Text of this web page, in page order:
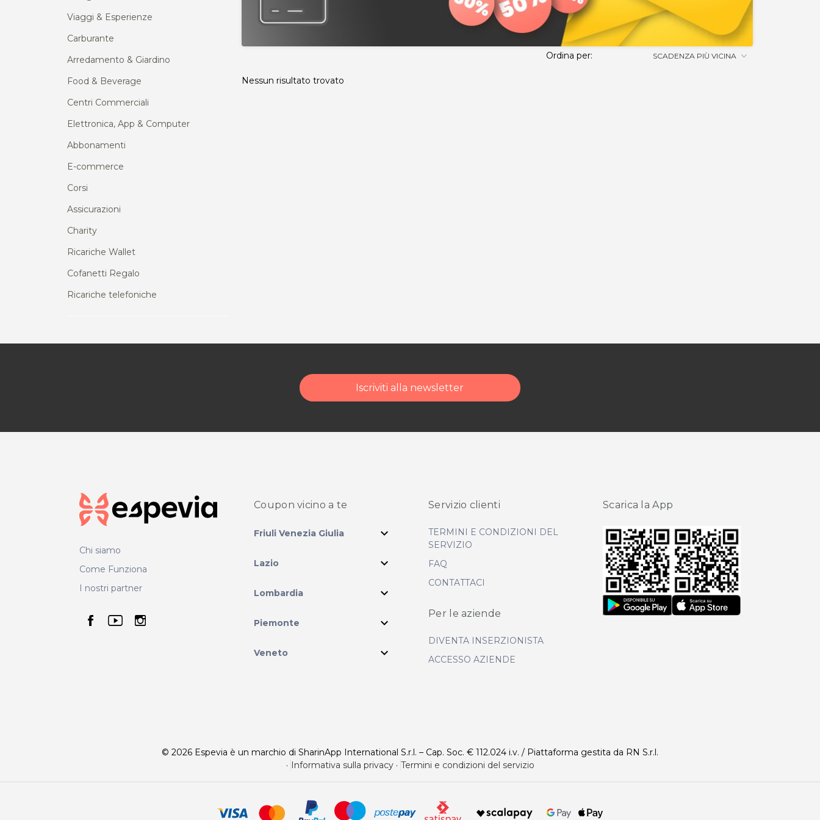
Viaggi & Esperienze
Carburante
Arredamento & Giardino
Food & Beverage
Centri Commerciali
Elettronica, App & Computer
Abbonamenti
E-commerce
Corsi
Assicurazioni
Charity
Ricariche Wallet
Cofanetti Regalo
Ricariche telefoniche
Ordina per: SCADENZA PIÙ VICINA
Nessun risultato trovato
Iscriviti alla newsletter
Chi siamo
Come Funziona
I nostri partner
seguici su facebook
seguici su youtube
seguici su instagram
Coupon vicino a te
Friuli Venezia Giulia expand_more
Lazio expand_more
Lombardia expand_more
Piemonte expand_more
Veneto expand_more
Servizio clienti
TERMINI E CONDIZIONI DEL
SERVIZIO
FAQ
CONTATTACI
Per le aziende
DIVENTA INSERZIONISTA
ACCESSO AZIENDE
Scarica la App
© 2026 Espevia è un marchio di SharinApp International S.r.l. – Cap. Soc. € 112.024 i.v. / Piattaforma gestita da RN S.r.l.
· Informativa sulla privacy· Termini e condizioni del servizio